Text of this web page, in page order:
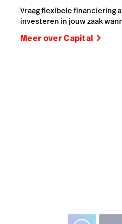
Vraag flexibele financiering
investeren in jouw zaak
Meer over Capital